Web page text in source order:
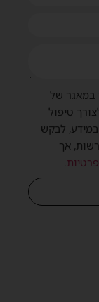
במאגר של
טיפול
במידע, לבקש
אך